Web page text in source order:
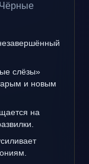
слёзы»
и новым
на